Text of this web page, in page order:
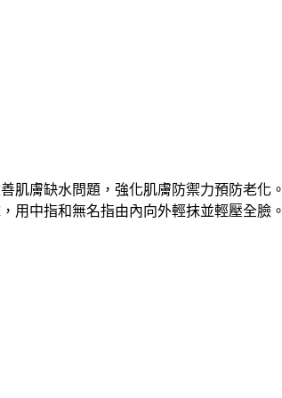
肌膚缺水問題，強化肌膚防禦力預防老化。
用中指和無名指由內向外輕抹並輕壓全臉。